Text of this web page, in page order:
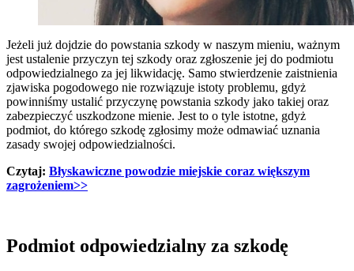
Jeżeli już dojdzie do powstania szkody w naszym mieniu, ważnym
jest ustalenie przyczyn tej szkody oraz zgłoszenie jej do podmiotu
odpowiedzialnego za jej likwidację. Samo stwierdzenie zaistnienia
zjawiska pogodowego nie rozwiązuje istoty problemu, gdyż
powinniśmy ustalić przyczynę powstania szkody jako takiej oraz
zabezpieczyć uszkodzone mienie. Jest to o tyle istotne, gdyż
podmiot, do którego szkodę zgłosimy może odmawiać uznania
zasady swojej odpowiedzialności.
Czytaj: Błyskawiczne powodzie miejskie coraz większym
zagrożeniem>>
Podmiot odpowiedzialny za szkodę